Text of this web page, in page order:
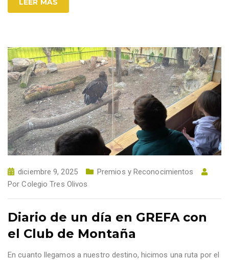
LEER MÁS
diciembre 9, 2025
Premios y Reconocimientos
PorColegio Tres Olivos
Diario de un día en GREFA con
el Club de Montaña
En cuanto llegamos a nuestro destino, hicimos una ruta por el